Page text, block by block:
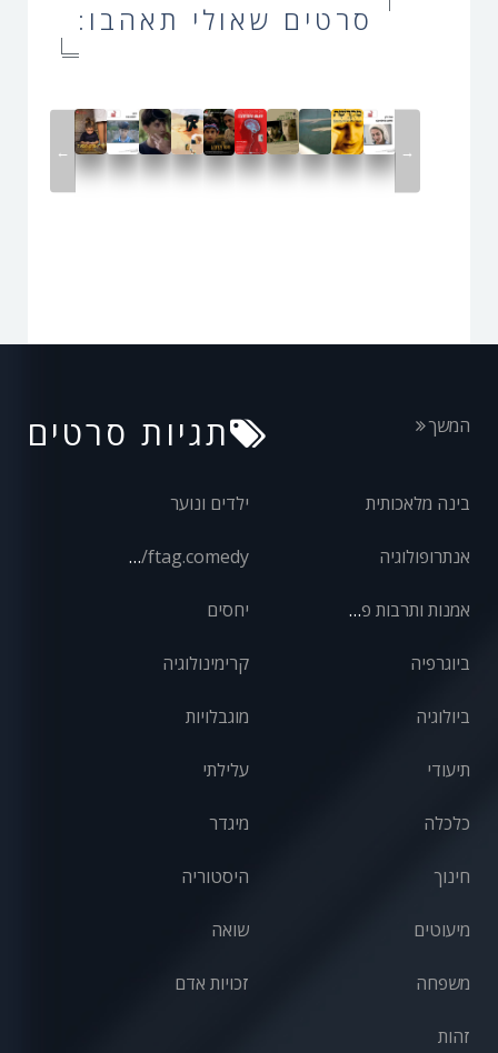
סרטים שאולי תאהבו:
← →
תגיות סרטים המשך
בינה מלאכותית
אנתרופולוגיה
אמנות ותרבות פופולרית
ביוגרפיה
ביולוגיה
ילדים ונוער
front/ftag.comedy
יחסים
קרימינולוגיה
מוגבלויות
תיעודי
כלכלה
חינוך
מיעוטים
משפחה
עלילתי
מיגדר
היסטוריה
שואה
זכויות אדם
זהות